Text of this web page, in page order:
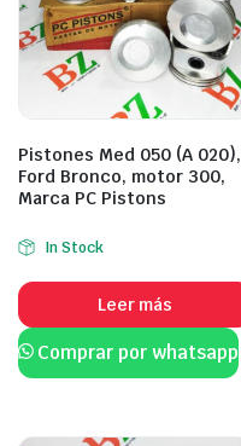
Pistones Med 050 (A 020),
Ford Bronco, motor 300,
Marca PC Pistons
In Stock
Leer más
Comprar por whatsapp